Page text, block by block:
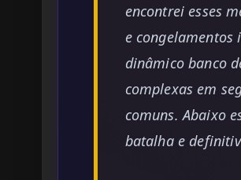
encontrei esses
e
dinâmico banco
complexas em
comuns. Abaixo
batalha e